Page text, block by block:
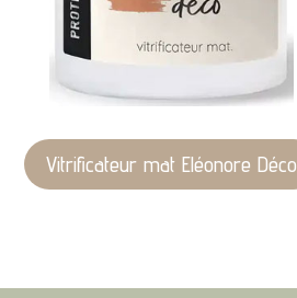
Vitrificateur mat Eléonore Déco